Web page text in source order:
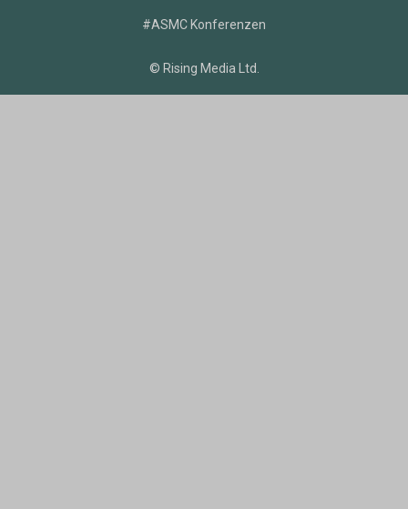
#ASMC Konferenzen
© Rising Media Ltd.